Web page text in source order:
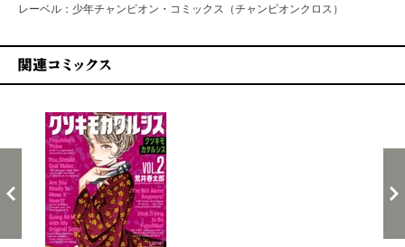
レーベル：少年チャンピオン・コミックス（チャンピオンクロス）